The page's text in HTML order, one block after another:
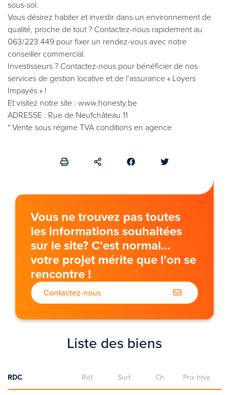
sous-sol.
Vous désirez habiter et investir dans un environnement de
qualité, proche de tout ? Contactez-nous rapidement au
063/223.449 pour fixer un rendez-vous avec notre
conseiller commercial.
Investisseurs ? Contactez-nous pour bénéficier de nos
services de gestion locative et de l’assurance « Loyers
Impayés » !
Et visitez notre site : www.honesty.be
ADRESSE : Rue de Neufchâteau 11
* Vente sous régime TVA conditions en agence
Vous ne trouvez pas toutes
les informations souhaitées
sur le site? C’est normal…
votre projet mérite que l’on se
rencontre !
Contactez-nous
Liste des biens
RDC Réf. Surf. Ch. Prix htva